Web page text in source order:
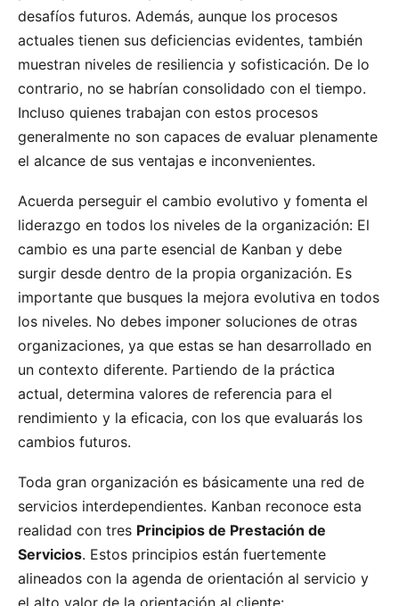
desafíos futuros. Además, aunque los procesos
actuales tienen sus deficiencias evidentes, también
muestran niveles de resiliencia y sofisticación. De lo
contrario, no se habrían consolidado con el tiempo.
Incluso quienes trabajan con estos procesos
generalmente no son capaces de evaluar plenamente
el alcance de sus ventajas e inconvenientes.
Acuerda perseguir el cambio evolutivo y fomenta el
liderazgo en todos los niveles de la organización: El
cambio es una parte esencial de Kanban y debe
surgir desde dentro de la propia organización. Es
importante que busques la mejora evolutiva en todos
los niveles. No debes imponer soluciones de otras
organizaciones, ya que estas se han desarrollado en
un contexto diferente. Partiendo de la práctica
actual, determina valores de referencia para el
rendimiento y la eficacia, con los que evaluarás los
cambios futuros.
Toda gran organización es básicamente una red de
servicios interdependientes. Kanban reconoce esta
realidad con tres Principios de Prestación de
Servicios. Estos principios están fuertemente
alineados con la agenda de orientación al servicio y
el alto valor de la orientación al cliente: